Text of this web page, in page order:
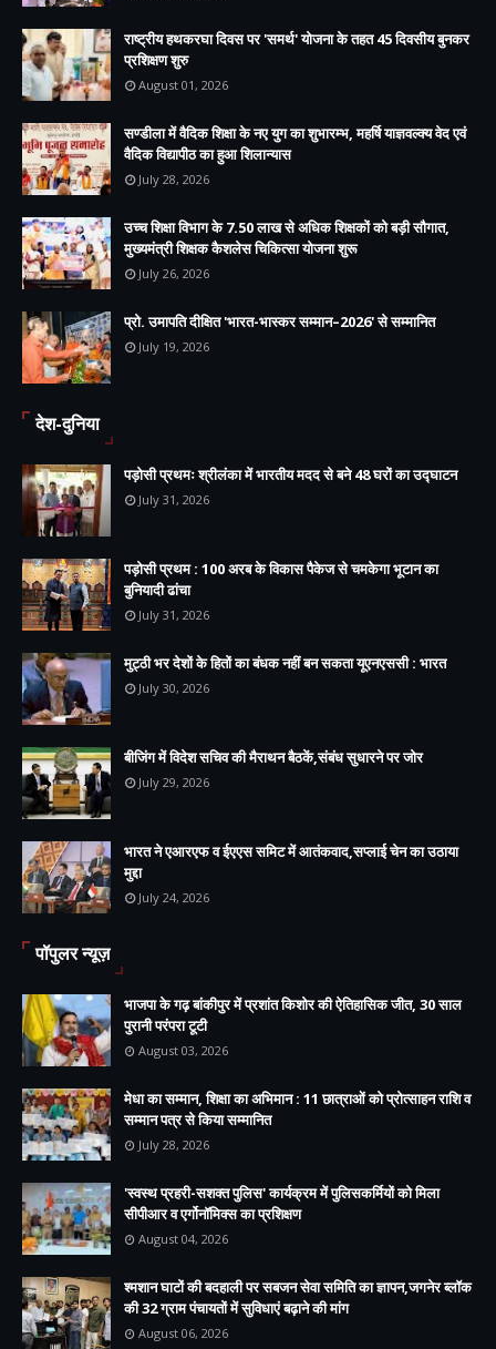
राष्ट्रीय हथकरघा दिवस पर 'समर्थ' योजना के तहत 45 दिवसीय बुनकर
प्रशिक्षण शुरु
August 01, 2026
सण्डीला में वैदिक शिक्षा के नए युग का शुभारम्भ, महर्षि याज्ञवल्क्य वेद एवं
वैदिक विद्यापीठ का हुआ शिलान्यास
July 28, 2026
उच्च शिक्षा विभाग के 7.50 लाख से अधिक शिक्षकों को बड़ी सौगात,
मुख्यमंत्री शिक्षक कैशलेस चिकित्सा योजना शुरू
July 26, 2026
प्रो. उमापति दीक्षित 'भारत-भास्कर सम्मान–2026' से सम्मानित
July 19, 2026
देश-दुनिया
पड़ोसी प्रथमः श्रीलंका में भारतीय मदद से बने 48 घरों का उद्घाटन
July 31, 2026
पड़ोसी प्रथम : 100 अरब के विकास पैकेज से चमकेगा भूटान का
बुनियादी ढांचा
July 31, 2026
मुट्ठी भर देशों के हितों का बंधक नहीं बन सकता यूएनएससी : भारत
July 30, 2026
बीजिंग में विदेश सचिव की मैराथन बैठकें,संबंध सुधारने पर जोर
July 29, 2026
भारत ने एआरएफ व ईएएस समिट में आतंकवाद,सप्लाई चेन का उठाया
मुद्दा
July 24, 2026
पॉपुलर न्यूज़
भाजपा के गढ़ बांकीपुर में प्रशांत किशोर की ऐतिहासिक जीत, 30 साल
पुरानी परंपरा टूटी
August 03, 2026
मेधा का सम्मान, शिक्षा का अभिमान : 11 छात्राओं को प्रोत्साहन राशि व
सम्मान पत्र से किया सम्मानित
July 28, 2026
'स्वस्थ प्रहरी-सशक्त पुलिस' कार्यक्रम में पुलिसकर्मियों को मिला
सीपीआर व एर्गोनॉमिक्स का प्रशिक्षण
August 04, 2026
श्मशान घाटों की बदहाली पर सबजन सेवा समिति का ज्ञापन,जगनेर ब्लॉक
की 32 ग्राम पंचायतों में सुविधाएं बढ़ाने की मांग
August 06, 2026